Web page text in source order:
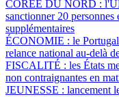
CORÉE DU NORD :
sanctionner 20 personnes
supplémentaires
ÉCONOMIE : le
relance national au-delà
FISCALITÉ : les États
non contraignantes en
JEUNESSE : lancement